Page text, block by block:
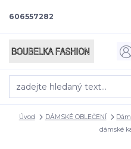
606557282
Úvod DÁMSKÉ OBLEČENÍ
dámské